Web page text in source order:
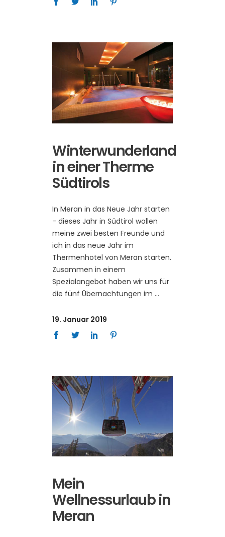
Winterwunderland
in einer Therme
Südtirols
In Meran in das Neue Jahr starten
- dieses Jahr in Südtirol wollen
meine zwei besten Freunde und
ich in das neue Jahr im
Thermenhotel von Meran starten.
Zusammen in einem
Spezialangebot haben wir uns für
die fünf Übernachtungen im
19. Januar 2019
Mein
Wellnessurlaub in
Meran